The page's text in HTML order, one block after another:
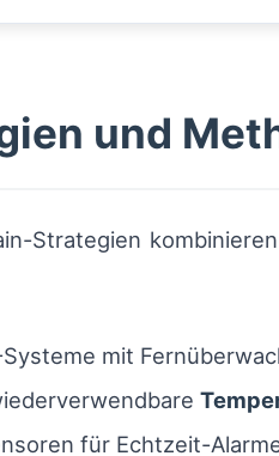
und
Strategien
mit
für Echtzeit-